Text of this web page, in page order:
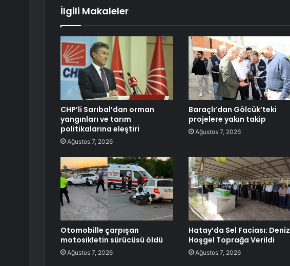
İlgili Makaleler
CHP’li Sarıbal’dan orman
yangınları ve tarım
politikalarına eleştiri
Ağustos 7, 2026
Baraçlı’dan Gölcük’teki
projelere yakın takip
Ağustos 7, 2026
Otomobille çarpışan
motosikletin sürücüsü öldü
Ağustos 7, 2026
Hatay’da Sel Faciası: Deniz
Hoşgel Toprağa Verildi
Ağustos 7, 2026